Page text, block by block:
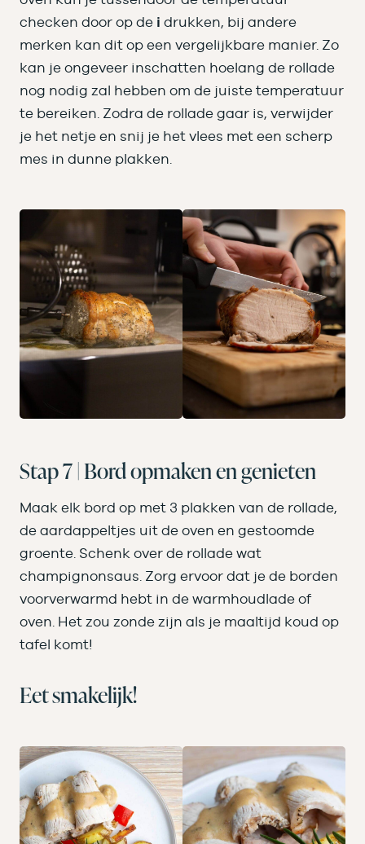
checken door op de i drukken, bij andere
merken kan dit op een vergelijkbare manier. Zo
kan je ongeveer inschatten hoelang de rollade
nog nodig zal hebben om de juiste temperatuur
te bereiken. Zodra de rollade gaar is, verwijder
je het netje en snij je het vlees met een scherp
mes in dunne plakken.
Stap 7 | Bord opmaken en genieten
Maak elk bord op met 3 plakken van de rollade,
de aardappeltjes uit de oven en gestoomde
groente. Schenk over de rollade wat
champignonsaus. Zorg ervoor dat je de borden
voorverwarmd hebt in de warmhoudlade of
oven. Het zou zonde zijn als je maaltijd koud op
tafel komt!
Eet smakelijk!